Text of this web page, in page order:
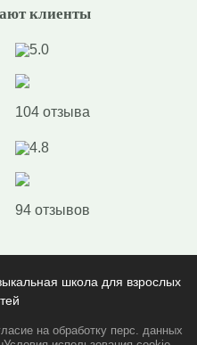
клиенты
5.0
104 отзыва
4.8
94 отзывов
школа для взрослых
на обработку перс. данных